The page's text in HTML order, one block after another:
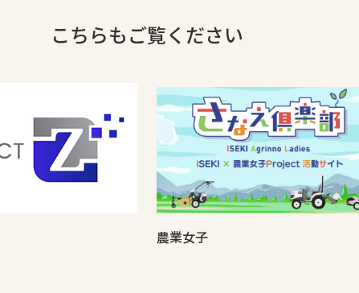
こちらもご覧ください
農業女子